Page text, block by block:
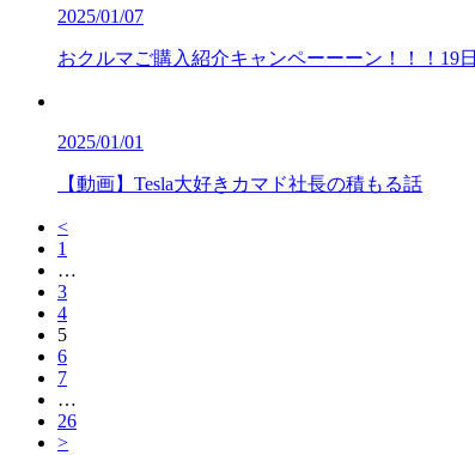
2025/01/07
おクルマご購入紹介キャンペーーーン！！！19
2025/01/01
【動画】Tesla大好きカマド社長の積もる話
<
1
…
3
4
5
6
7
…
26
>